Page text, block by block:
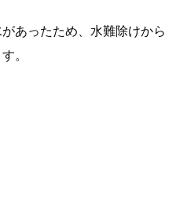
あったため、水難除けから
。